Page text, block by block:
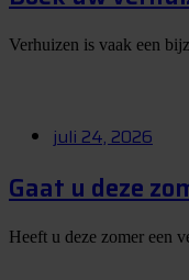
Verhuizen is vaak een
juli 24, 2026
Gaat u deze
Heeft u deze zomer een